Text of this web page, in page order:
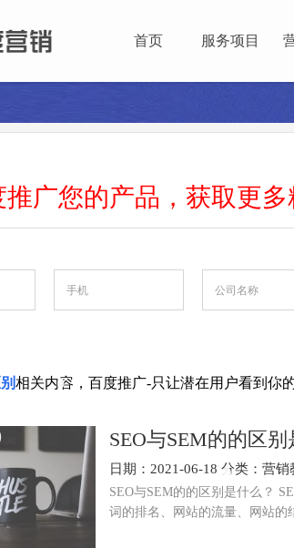
首页 服务项目
推广您的产品，获取更多
相关内容，百度推广-只让潜在用户看到你
SEO与SEM的的区别
日期：2021-06-18 分类： 营销
SEO与SEM的的区别是什么？
词的排名、网站的流量、网站的